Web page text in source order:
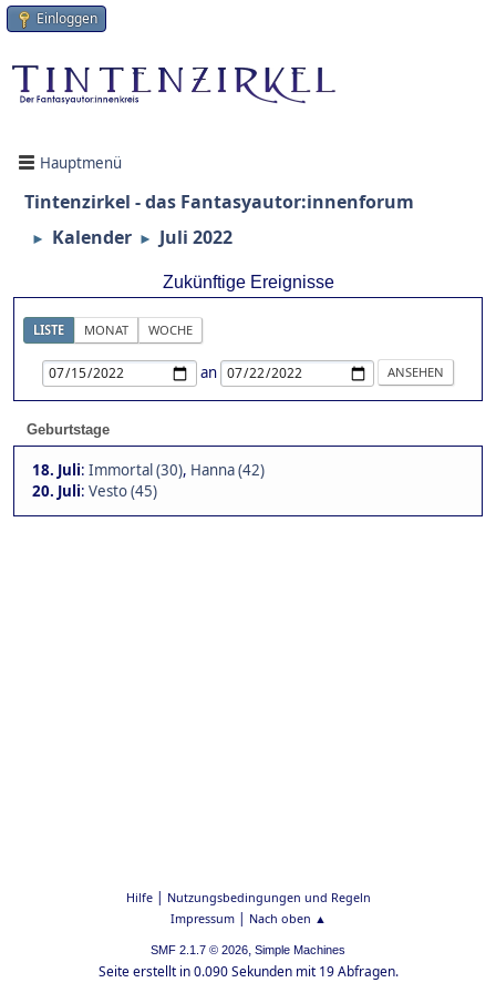
Einloggen
Hauptmenü
Tintenzirkel - das Fantasyautor:innenforum
► Kalender ► Juli 2022
Zukünftige Ereignisse
LISTE MONAT WOCHE
an
Geburtstage
18. Juli: Immortal (30), Hanna (42)
20. Juli: Vesto (45)
Hilfe| Nutzungsbedingungen und Regeln
Impressum| Nach oben ▲
SMF 2.1.7 © 2026, Simple Machines
Seite erstellt in 0.090 Sekunden mit 19 Abfragen.